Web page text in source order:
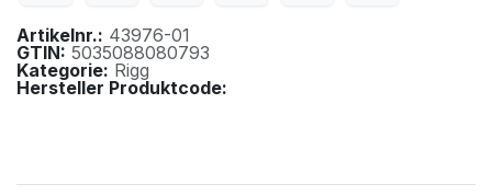
Artikelnr.: 43976-01
GTIN: 5035088080793
Kategorie: Rigg
Hersteller Produktcode: